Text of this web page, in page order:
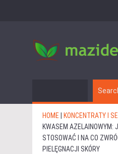
HOME KONCENTRATY I
KWASEM AZELAINOWYM:
STOSOWAĆ I NA CO
PIELĘGNACJI SKÓRY